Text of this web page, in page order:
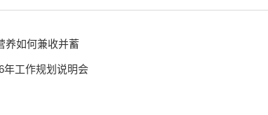
养如何兼收并蓄
年工作规划说明会